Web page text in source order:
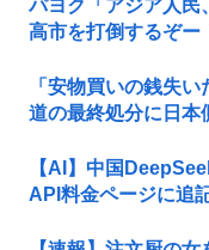
パヨク「アジア人民
高市を打倒するぞー
「安物買いの銭失
道の最終処分に日本
【AI】中国
API料金ページに追